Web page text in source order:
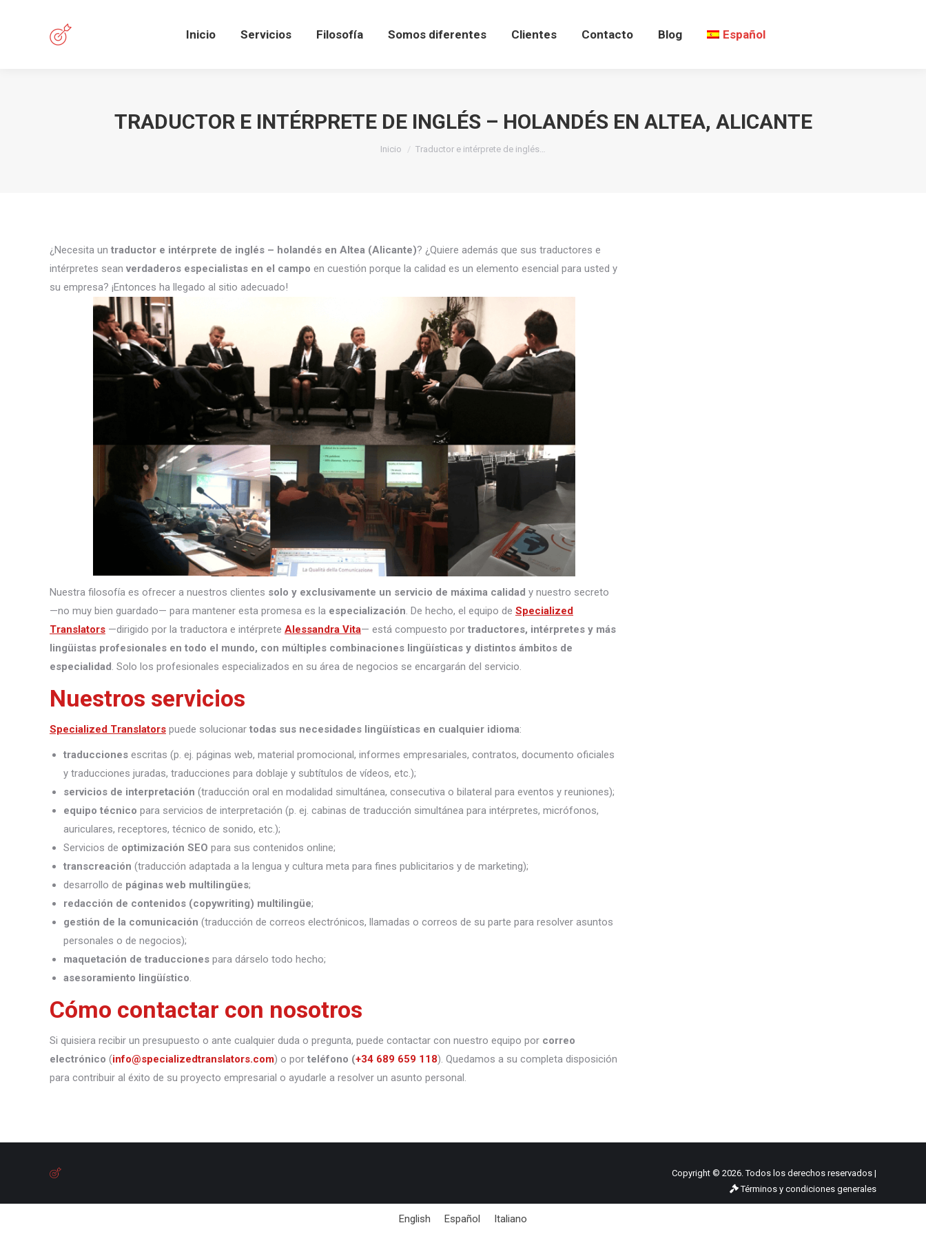
Inicio Servicios Filosofía Somos diferentes Clientes Contacto Blog Español
TRADUCTOR E INTÉRPRETE DE INGLÉS – HOLANDÉS EN ALTEA, ALICANTE
Estás aquí:
Inicio Traductor e intérprete de inglés…
¿Necesita un traductor e intérprete de inglés – holandés en Altea (Alicante)? ¿Quiere además que sus traductores e
intérpretes sean verdaderos especialistas en el campo en cuestión porque la calidad es un elemento esencial para usted y
su empresa? ¡Entonces ha llegado al sitio adecuado!
Nuestra filosofía es ofrecer a nuestros clientes solo y exclusivamente un servicio de máxima calidad y nuestro secreto
—no muy bien guardado— para mantener esta promesa es la especialización . De hecho, el equipo de Specialized
Translators —dirigido por la traductora e intérprete Alessandra Vita— está compuesto por traductores, intérpretes y más
lingüistas profesionales en todo el mundo, con múltiples combinaciones lingüísticas y distintos ámbitos de
especialidad . Solo los profesionales especializados en su área de negocios se encargarán del servicio.
Nuestros servicios
Specialized Translators puede solucionar todas sus necesidades lingüísticas en cualquier idioma:
traducciones escritas (p. ej. páginas web, material promocional, informes empresariales, contratos, documento oficiales
y traducciones juradas, traducciones para doblaje y subtítulos de vídeos, etc.);
servicios de interpretación (traducción oral en modalidad simultánea, consecutiva o bilateral para eventos y reuniones);
equipo técnico para servicios de interpretación (p. ej. cabinas de traducción simultánea para intérpretes, micrófonos,
auriculares, receptores, técnico de sonido, etc.);
Servicios de optimización SEO para sus contenidos online;
transcreación (traducción adaptada a la lengua y cultura meta para fines publicitarios y de marketing);
desarrollo de páginas web multilingües;
redacción de contenidos (copywriting) multilingüe;
gestión de la comunicación (traducción de correos electrónicos, llamadas o correos de su parte para resolver asuntos
personales o de negocios);
maquetación de traducciones para dárselo todo hecho;
asesoramiento lingüístico
Cómo contactar con nosotros
Si quisiera recibir un presupuesto o ante cualquier duda o pregunta, puede contactar con nuestro equipo por correo
electrónico (info@specializedtranslators.com) o por teléfono (+34 689 659 118). Quedamos a su completa disposición
para contribuir al éxito de su proyecto empresarial o ayudarle a resolver un asunto personal.
Copyright © 2026. Todos los derechos reservados |
Términos y condiciones generales
English Español Italiano